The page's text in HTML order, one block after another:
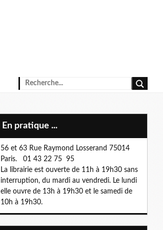
En pratique ...
56 et 63 Rue Raymond Losserand 75014
Paris. 01 43 22 75 95
La librairie est ouverte de 11h à 19h30 sans
interruption, du mardi au vendredi. Le lundi
elle ouvre de 13h à 19h30 et le samedi de
10h à 19h30.